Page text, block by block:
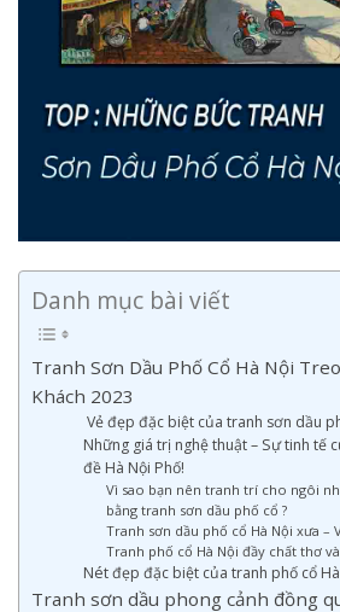
Danh mục bài viết
Tranh Sơn Dầu Phố Cổ Hà Nội
Khách 2023
Vẻ đẹp đặc biệt của tranh sơn dầu
Những giá trị nghệ thuật – Sự tinh tế
đề Hà Nội Phố!
Vì sao bạn nên tranh trí cho ngôi
bằng tranh sơn dầu phố cổ ?
Tranh sơn dầu phố cổ Hà Nội xưa –
Tranh phố cổ Hà Nội đầy chất thơ
Nét đẹp đặc biệt của tranh phố cổ
Tranh sơn dầu phong cảnh đồng